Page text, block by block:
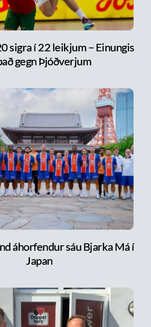
sigra í 22 leikjum – Einungis
gegn Þjóðverjum
áhorfendur sáu Bjarka Má í
Japan